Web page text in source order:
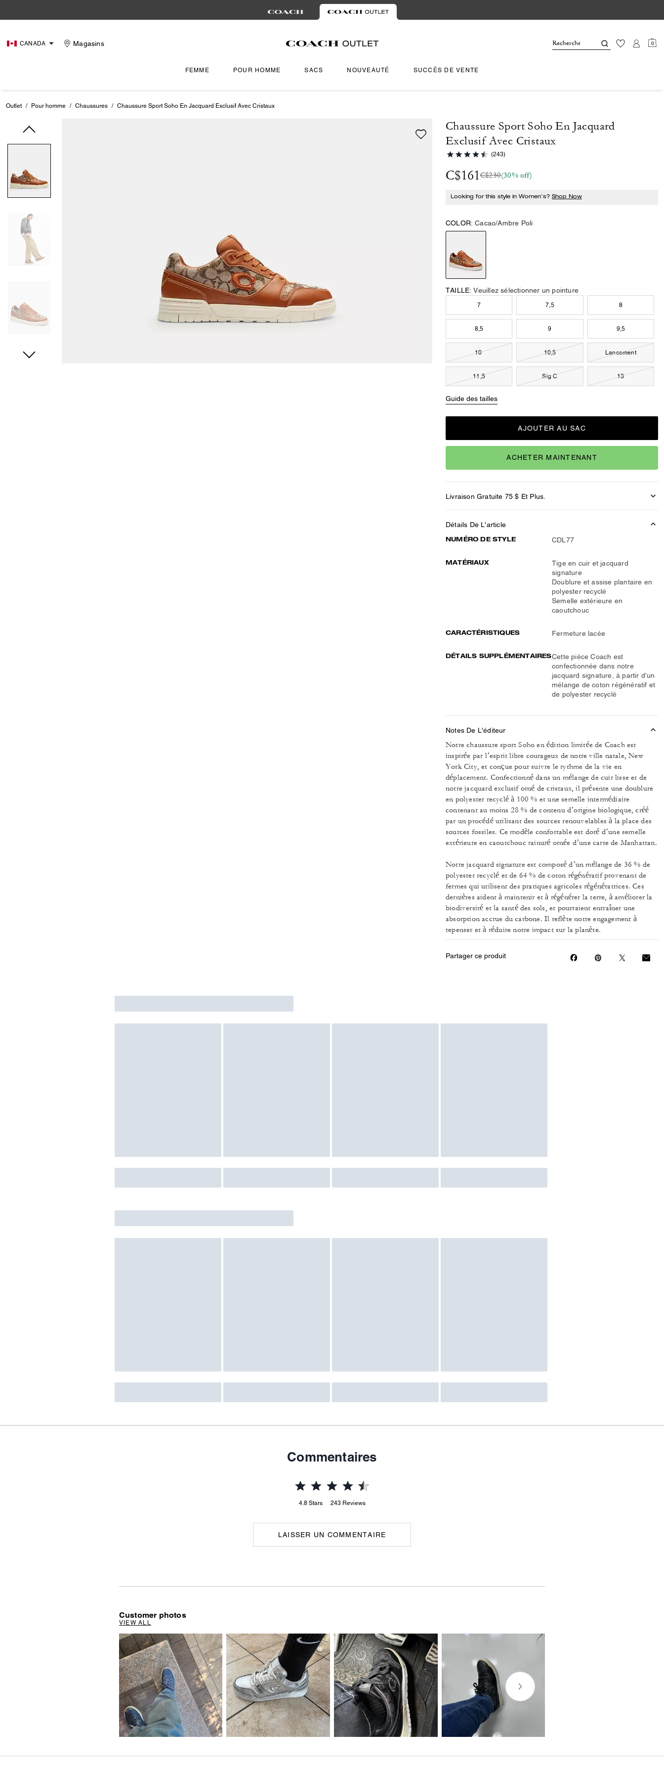
CANADA Magasins 0
FEMME POUR HOMME SACS NOUVEAUTÉ SUCCÈS DE VENTE
Outlet / Pour homme / Chaussures / Chaussure Sport Soho En Jacquard Exclusif Avec Cristaux
Chaussure Sport Soho En Jacquard
Exclusif Avec Cristaux
(243)
C$161C$230(30% off)
Looking for this style in Women’s? Shop Now
COLOR: Cacao/Ambre Poli
TAILLE: Veuillez sélectionner un pointure
7 7,5 8
8,5 9 9,5
10 10,5 Lancement
11,5 Sig C 13
Guide des tailles
AJOUTER AU SAC
ACHETER MAINTENANT
Livraison Gratuite 75 $ Et Plus.
Détails De L'article
NUMÉRO DE STYLE CDL77
MATÉRIAUX
Tige en cuir et jacquard
signature
Doublure et assise plantaire en
polyester recyclé
Semelle extérieure en
caoutchouc
CARACTÉRISTIQUES Fermeture lacée
DÉTAILS SUPPLÉMENTAIRESCette pièce Coach est
confectionnée dans notre
jacquard signature, à partir d’un
mélange de coton régénératif et
de polyester recyclé
Notes De L'éditeur
Notre chaussure sport Soho en édition limitée de Coach est
inspirée par l’esprit libre courageux de notre ville natale, New
York City, et conçue pour suivre le rythme de la vie en
déplacement. Confectionné dans un mélange de cuir lisse et de
notre jacquard exclusif orné de cristaux, il présente une doublure
en polyester recyclé à 100 % et une semelle intermédiaire
contenant au moins 28 % de contenu d’origine biologique, créé
par un procédé utilisant des sources renouvelables à la place des
sources fossiles. Ce modèle confortable est doté d’une semelle
extérieure en caoutchouc rainuré ornée d’une carte de Manhattan.
Notre jacquard signature est composé d’un mélange de 36 % de
polyester recyclé et de 64 % de coton régénératif provenant de
fermes qui utilisent des pratiques agricoles régénératrices. Ces
dernières aident à maintenir et à régénérer la terre, à améliorer la
biodiversité et la santé des sols, et pourraient entraîner une
absorption accrue du carbone. Il reflète notre engagement à
repenser et à réduire notre impact sur la planète.
Partager ce produit
Commentaires
4.8 Stars 243 Reviews
LAISSER UN COMMENTAIRE
Customer photos
VIEW ALL